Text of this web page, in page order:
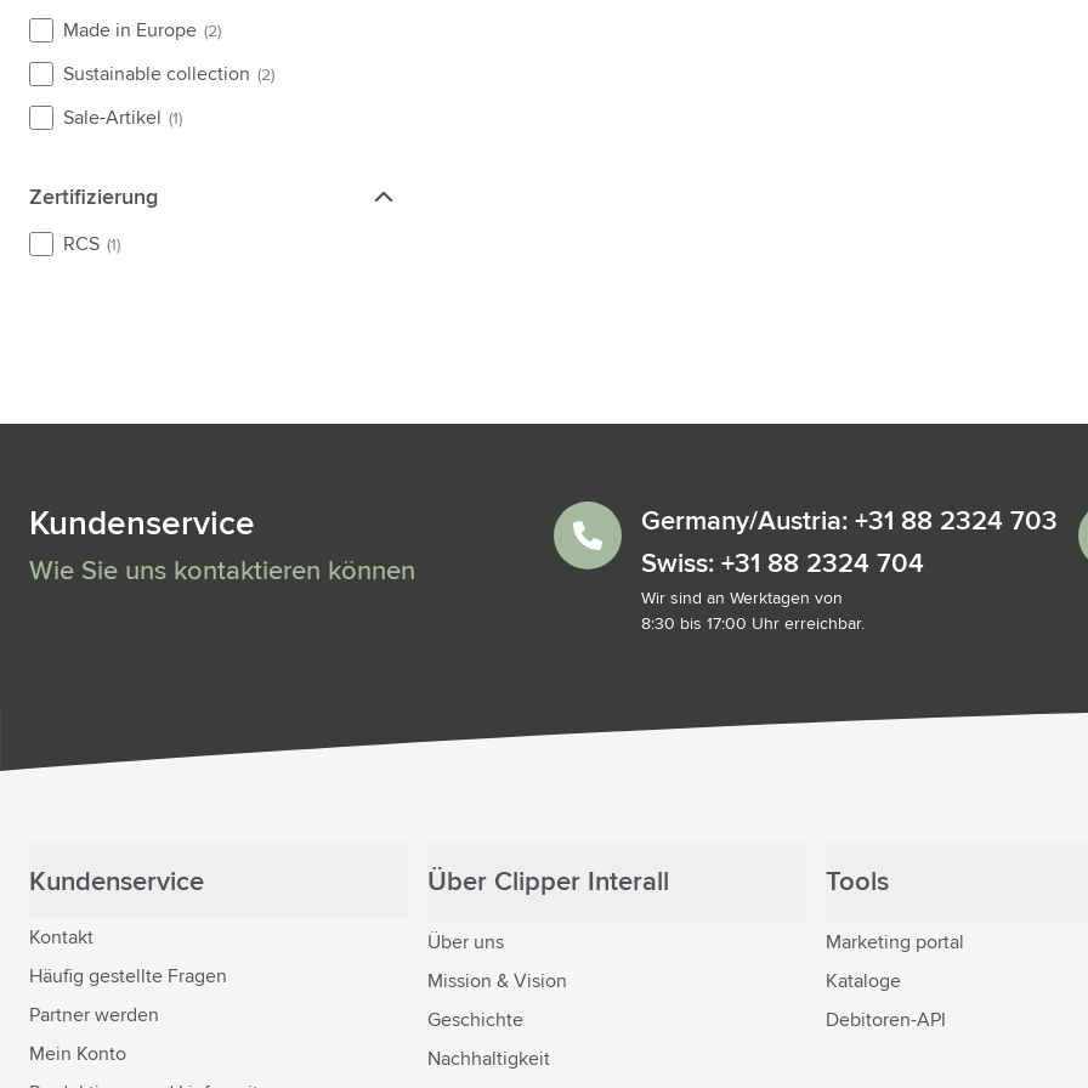
Made in Europe (2)
Sustainable collection (2)
Sale-Artikel (1)
Zertifizierung
Zertifizierung
RCS (1)
Kundenservice
Wie Sie uns kontaktieren können
Germany/Austria: +31 88 2324 703
Swiss: +31 88 2324 704
Wir sind an Werktagen von
8:30 bis 17:00 Uhr erreichbar.
Kundenservice
Kontakt
Häufig gestellte Fragen
Partner werden
Mein Konto
Über Clipper Interall
Über uns
Mission & Vision
Geschichte
Nachhaltigkeit
Tools
Marketing portal
Kataloge
Debitoren-API